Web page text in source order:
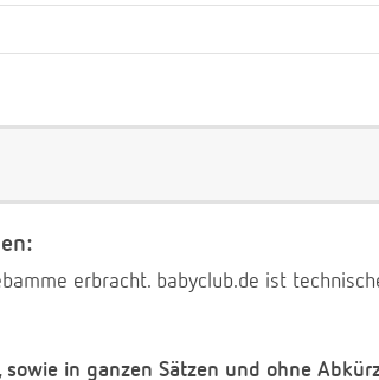
erbracht. babyclub.de ist
in ganzen Sätzen und ohne